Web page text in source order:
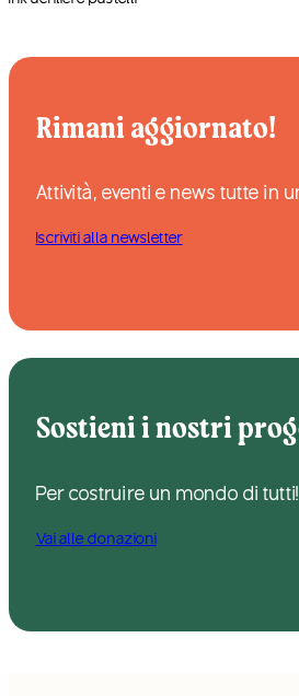
Turismo accessibile
Le nostre Joëlette
Rimani aggiornato!
Attività, eventi e news tutte in
Iscriviti alla newsletter
Sostieni i nostri
Per costruire un mondo di tutti!
Vai alle donazioni